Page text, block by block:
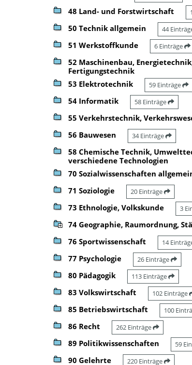
48 Land- und Forstwirtschaft
50 Technik allgemein 44
51 Werkstoffkunde 6 Einträge
52 Maschinenbau,
Fertigungstechnik
53 Elektrotechnik 59 Einträge
54 Informatik 58 Einträge
55 Verkehrstechnik,
56 Bauwesen 34 Einträge
58 Chemische Technik,
verschiedene Technologien
70 Sozialwissenschaften
71 Soziologie 20 Einträge
73 Ethnologie, Volkskunde 3
74 Geographie, Raumordnung,
76 Sportwissenschaft 14
77 Psychologie 26 Einträge
80 Pädagogik 113 Einträge
83 Volkswirtschaft 102 Einträge
85 Betriebswirtschaft 100
86 Recht 262 Einträge
89 Politikwissenschaften 59
90 Gelehrte 220 Einträge